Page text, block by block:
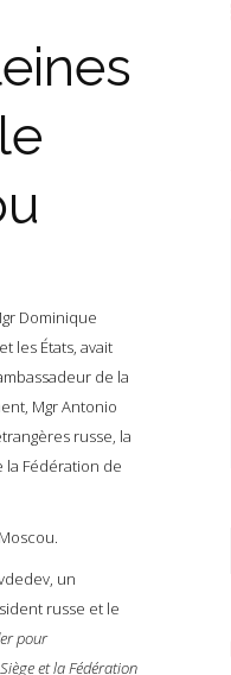
Dominique
les États, avait
de la
Mgr Antonio
russe, la
Fédération de
un
russe et le
pour
et la Fédération